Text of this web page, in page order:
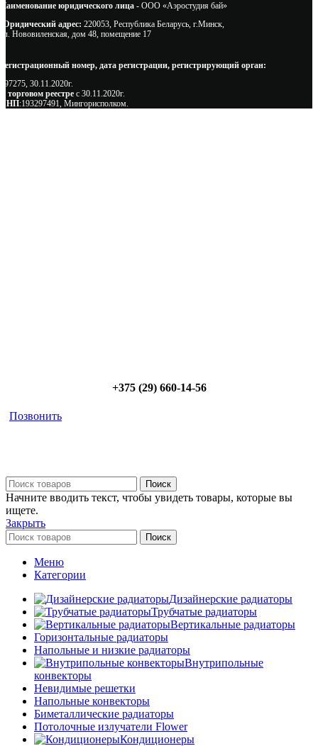
Наименование юридического лица - ООО «Аэростудия бай»
Юридический адрес: 220053, Республика Беларусь, г.Минск,
ул. Нововиленская, дом 48, помещение 17
Регистрационный номер, дата регистрации, регистрирующий орган:
497275, 30.11.2020г.
В торговом реестре с 30.11.2020г.
УНП:193297491, Мингорисполком.
+375 (29) 660-14-56
Позвонить
Поиск
Начните вводить текст, чтобы увидеть товары, которые вы
ищете.
Закрыть
Поиск
Меню
Категории
Дизайнерские радиаторы
Трубчатые радиаторы
Вертикальные радиаторы
Горизонтальные радиаторы
Напольные и низкие радиаторы
Внутрипольные
конвекторы
Невидимые решетки
Напольные конвекторы
Биметаллические радиаторы
Потолочные излучатели Flower
Кондиционеры